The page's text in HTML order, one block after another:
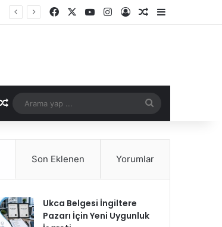
Facebook YouTubeInstagramKayıt OlRastgele Makale
Rastgele Makale
yap
Son Eklenen Yorumlar
Ukca Belgesi İngiltere
Pazarı İçin Yeni Uygunluk